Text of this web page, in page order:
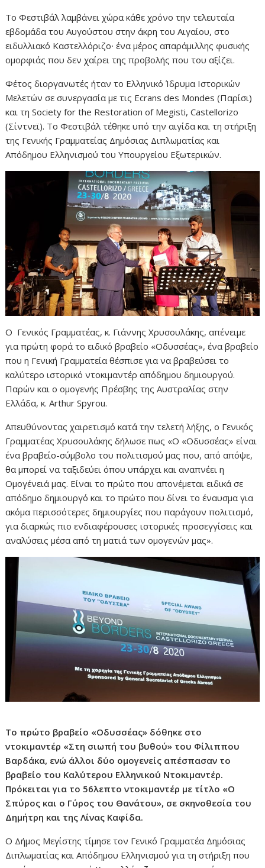
Το Φεστιβάλ λαμβάνει χώρα κάθε χρόνο την τελευταία
εβδομάδα του Αυγούστου στην άκρη του Αιγαίου, στο
ειδυλλιακό Καστελλόριζο· ένα μέρος απαράμιλλης φυσικής
ομορφιάς που δεν χαίρει της προβολής που του αξίζει.
Φέτος διοργανωτές ήταν το Ελληνικό Ίδρυμα Ιστορικών
Μελετών σε συνεργασία με τις Ecrans des Mondes (Παρίσι)
και τη Society for the Restoration of Megisti, Castellorizo
(Σίντνεϊ). Το Φεστιβάλ τέθηκε υπό την αιγίδα και τη στήριξη
της Γενικής Γραμματείας Δημόσιας Διπλωματίας και
Απόδημου Ελληνισμού του Υπουργείου Εξωτερικών.
Ο Γενικός Γραμματέας, κ. Γιάννης Χρυσουλάκης, απένειμε
για πρώτη φορά το ειδικό βραβείο «Οδυσσέας», ένα βραβείο
που η Γενική Γραμματεία θέσπισε για να βραβεύσει το
καλύτερο ιστορικό ντοκιμαντέρ απόδημου δημιουργού.
Παρών και ο ομογενής Πρέσβης της Αυστραλίας στην
Ελλάδα, κ. Arthur Spyrou.
Απευθύνοντας χαιρετισμό κατά την τελετή λήξης, ο Γενικός
Γραμματέας Χρυσουλάκης δήλωσε πως «Ο «Οδυσσέας» είναι
ένα βραβείο-σύμβολο του πολιτισμού μας που, από απόψε,
θα μπορεί να ταξιδεύει όπου υπάρχει και αναπνέει η
Ομογένειά μας. Είναι το πρώτο που απονέμεται ειδικά σε
απόδημο δημιουργό και το πρώτο που δίνει το έναυσμα για
ακόμα περισσότερες δημιουργίες που παράγουν πολιτισμό,
για διαρκώς πιο ενδιαφέρουσες ιστορικές προσεγγίσεις και
αναλύσεις μέσα από τη ματιά των ομογενών μας».
Το πρώτο βραβείο «Οδυσσέας» δόθηκε στο
ντοκιμαντέρ «Στη σιωπή του βυθού» του Φίλιππου
Βαρδάκα, ενώ άλλοι δύο ομογενείς απέσπασαν το
βραβείο του Καλύτερου Ελληνικού Ντοκιμαντέρ.
Πρόκειται για το 56λεπτο ντοκιμαντέρ με τίτλο «Ο
Σπύρος και ο Γύρος του Θανάτου», σε σκηνοθεσία του
Δημήτρη και της Λίνας Καφίδα.
Ο Δήμος Μεγίστης τίμησε τον Γενικό Γραμματέα Δημόσιας
Διπλωματίας και Απόδημου Ελληνισμού για τη στήριξη που